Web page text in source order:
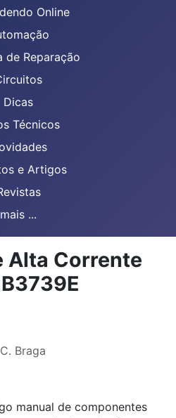
Online
de Reparação
Dicas
Técnicos
e Artigos
mais ...
Alta Corrente
Braga
manual de componentes